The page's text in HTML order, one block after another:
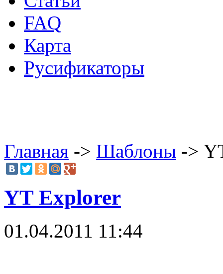
FAQ
Карта
Русификаторы
Главная -> Шаблоны ->
YT Explorer
01.04.2011 11:44